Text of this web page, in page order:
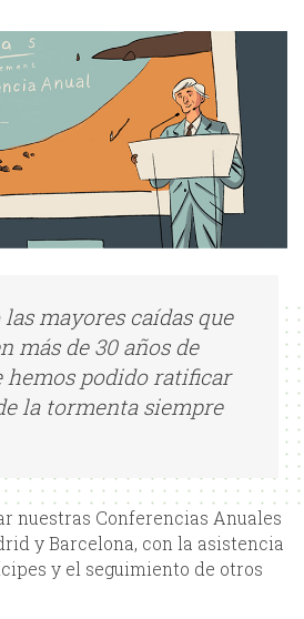
mayores caídas que
más de 30 años de
hemos podido ratificar
la tormenta siempre
nuestras Conferencias Anuales
y Barcelona, con la asistencia
y el seguimiento de otros